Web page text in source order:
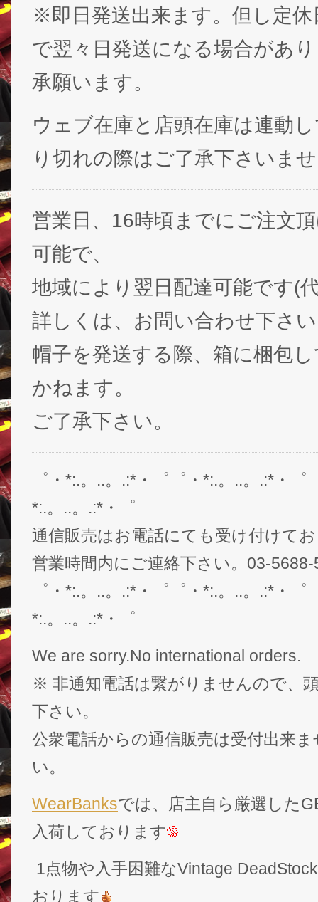
※即日発送出来ます。但し定休
で翌々日発送になる場合があ
承願います。
ウェブ在庫と店頭在庫は連動
り切れの際はご了承下さいま
営業日、16時頃までにご注文
可能で、
地域により翌日配達可能です(
詳しくは、お問い合わせ下さ
帽子を発送する際、箱に梱包
かねます。
ご了承下さい。
゜・*:.。..。.:*・゜゜・*:.。..。.:*・
*:.。..。.:*・゜
通信販売はお電話にても受け付けて
営業時間内にご連絡下さい。03-5688-
゜・*:.。..。.:*・゜゜・*:.。..。.:*・
*:.。..。.:*・゜
We are sorry.No international orders.
※ 非通知電話は繋がりませんので、
下さい。
公衆電話からの通信販売は受付出来
い。
WearBanksでは、店主自ら厳選した
入荷しております
1点物や入手困難なVintage
おります